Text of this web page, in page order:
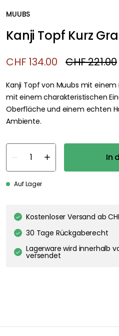
MUUBS
Kanji Topf Kurz
CHF 134.00 CHF 221.00
Kanji Topf von Muubs mit
mit einem charakteristischen
Oberfläche und einem echten
Ambiente.
In
Auf Lager
Kostenloser Versand ab
30 Tage Rückgaberecht
Lagerware wird innerhalb
versendet